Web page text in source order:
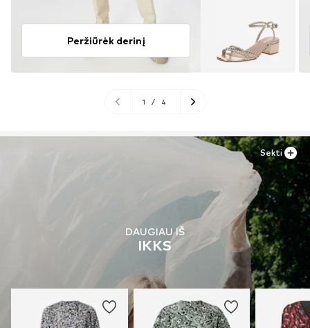
Peržiūrėk derinį
1 / 4
DAUGIAU IŠ
IKKS
Sekti